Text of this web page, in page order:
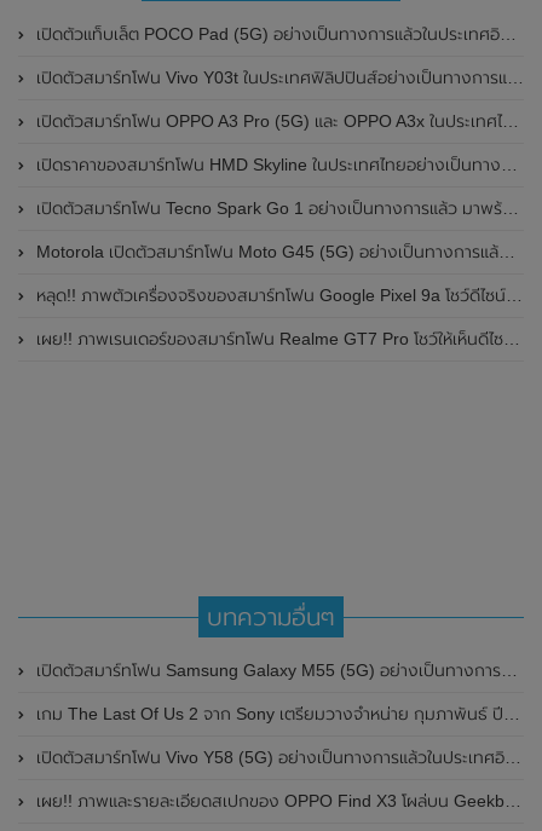
เปิดตัวแท็บเล็ต POCO Pad (5G) อย่างเป็นทางการแล้วในประเทศอินเดีย มาพร้อมชิปเซ็ต Snapdragon 7s Gen 2 ของ Qualcomm และรองรับเครือข่าย 5G
เปิดตัวสมาร์ทโฟน Vivo Y03t ในประเทศฟิลิปปินส์อย่างเป็นทางการแล้ว มาพร้อมชิปเซ็ต Unisoc T612 , กล้องหลัง ความละเอียด 13MP , แบตเตอรี่ 5,000mAh และหน้าจอแสดงผล LCD / 90Hz
เปิดตัวสมาร์ทโฟน OPPO A3 Pro (5G) และ OPPO A3x ในประเทศไทยอย่างเป็นทางการแล้ว ในราคาเริ่มต้นเพียง 3,999 บาท
เปิดราคาของสมาร์ทโฟน HMD Skyline ในประเทศไทยอย่างเป็นทางการแล้ว ราคา 14,990 บาท
เปิดตัวสมาร์ทโฟน Tecno Spark Go 1 อย่างเป็นทางการแล้ว มาพร้อมหน้าจอแสดงผล LCD / 120Hz , แบตเตอรี่ 5,000mAh และใช้ชิปเซ็ต Unisoc
Motorola เปิดตัวสมาร์ทโฟน Moto G45 (5G) อย่างเป็นทางการแล้วในอินเดีย
หลุด!! ภาพตัวเครื่องจริงของสมาร์ทโฟน Google Pixel 9a โชว์ดีไซน์ใหม่ กล้องหลังแบนราบ ไม่มีกรอบของกล้องแล้ว
เผย!! ภาพเรนเดอร์ของสมาร์ทโฟน Realme GT7 Pro โชว์ให้เห็นดีไซน์ใหม่ พร้อมเผยรายละเอียดสเปกที่สำคัญบางส่วน
บทความอื่นๆ
เปิดตัวสมาร์ทโฟน Samsung Galaxy M55 (5G) อย่างเป็นทางการแล้วในบราซิล มาพร้อมหน้าจอแสดงผล AMOLED / 120 Hz , ชิปเซ็ต Snapdragon 7 Gen 1 และรองรับการชาร์จไวที่ 45W
เกม The Last Of Us 2 จาก Sony เตรียมวางจำหน่าย กุมภาพันธ์ ปี 2020
เปิดตัวสมาร์ทโฟน Vivo Y58 (5G) อย่างเป็นทางการแล้วในประเทศอินเดีย
เผย!! ภาพและรายละเอียดสเปกของ OPPO Find X3 โผล่บน Geekbench พร้อมเผยคะแนนทดสอบประสิทธิภาพจาก AnTuTu